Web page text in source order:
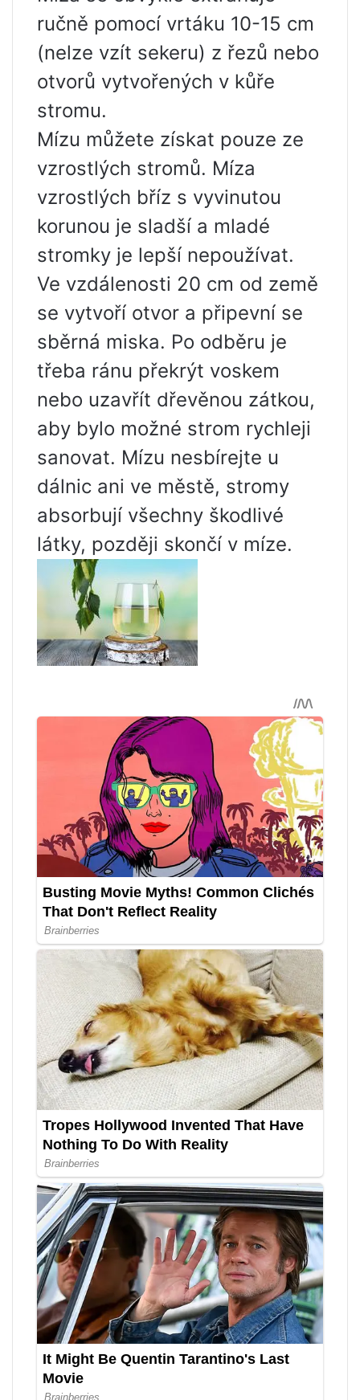
ručně pomocí vrtáku 10-15 cm
(nelze vzít sekeru) z řezů nebo
otvorů vytvořených v kůře
stromu.
Mízu můžete získat pouze ze
vzrostlých stromů. Míza
vzrostlých bříz s vyvinutou
korunou je sladší a mladé
stromky je lepší nepoužívat.
Ve vzdálenosti 20 cm od země
se vytvoří otvor a připevní se
sběrná miska. Po odběru je
třeba ránu překrýt voskem
nebo uzavřít dřevěnou zátkou,
aby bylo možné strom rychleji
sanovat. Mízu nesbírejte u
dálnic ani ve městě, stromy
absorbují všechny škodlivé
látky, později skončí v míze.